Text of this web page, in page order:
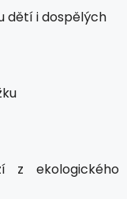
dětí i dospělých
z ekologického